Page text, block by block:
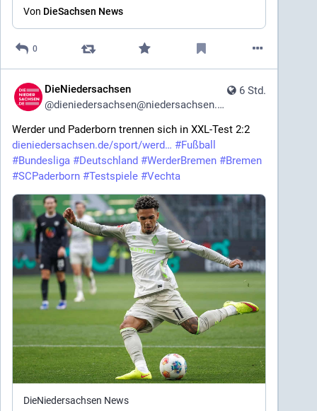
Von DieSachsen News
0
6 Std.
DieNiedersachsen
@dieniedersachsen@niedersachsen.social
Werder und Paderborn trennen sich in XXL-Test 2:2
dieniedersachsen.de/sport/werd
#Fußball
#Bundesliga #Deutschland #WerderBremen #Bremen
#SCPaderborn #Testspiele #Vechta
DieNiedersachsen News